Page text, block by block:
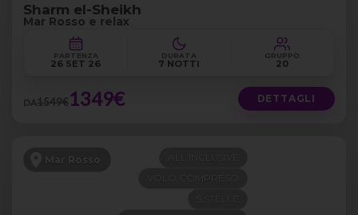
Sharm el-Sheikh
Mar Rosso e relax
PARTENZA
26 SET 26
DURATA
7 NOTTI
GRUPPO
20
DA1549€1349€ DETTAGLI
Mar Rosso